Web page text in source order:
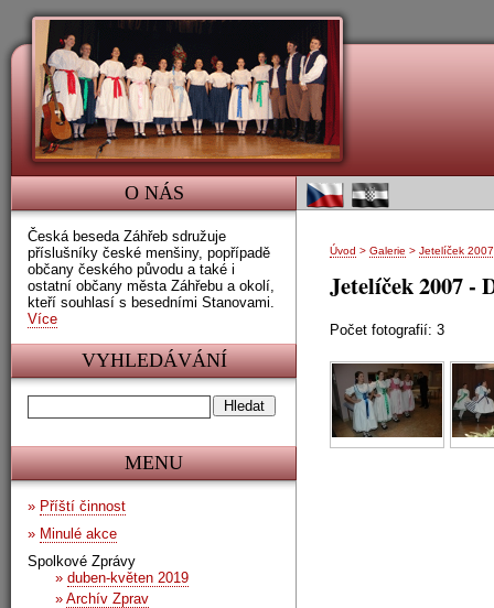
O NÁS
Česká beseda Záhřeb sdružuje
příslušníky české menšiny, popřípadě
občany českého původu a také i
ostatní občany města Záhřebu a okolí,
kteří souhlasí s besedními Stanovami.
Více
VYHLEDÁVÁNÍ
MENU
» Příští činnost
» Minulé akce
Spolkové Zprávy
» duben-květen 2019
» Archív Zprav
Úvod >Galerie >Jetelíček
Jetelíček 2007 -
Počet fotografií: 3